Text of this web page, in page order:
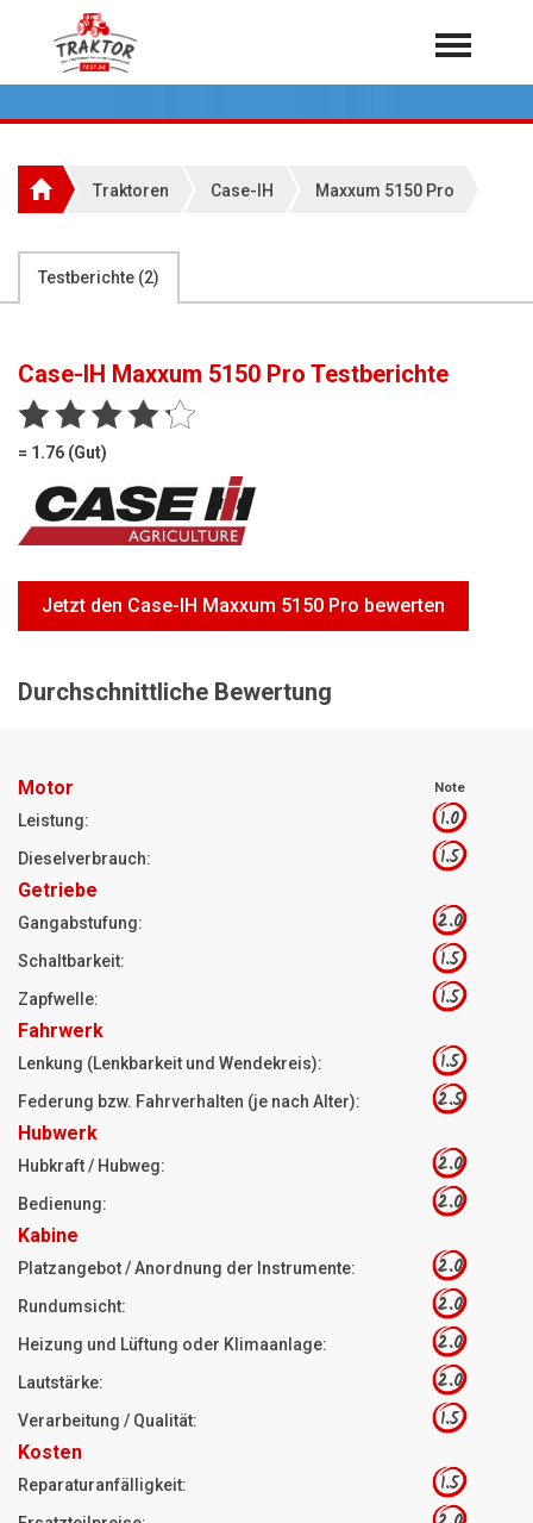
Home
Rundballenpressen
Teleskoplader
Rasentraktoren
Motorsägen
Freischneider
Über 7.000 Testberichte
Traktoren Case-IH Maxxum 5150 Pro
Testberichte (2)
Case-IH Maxxum 5150 Pro Testberichte
= 1.76 (Gut)
Jetzt den Case-IH Maxxum 5150 Pro bewerten
Durchschnittliche Bewertung
Motor Note
Leistung: 1.0
Dieselverbrauch: 1.5
Getriebe
Gangabstufung: 2.0
Schaltbarkeit: 1.5
Zapfwelle: 1.5
Fahrwerk
Lenkung (Lenkbarkeit und Wendekreis): 1.5
Federung bzw. Fahrverhalten (je nach Alter): 2.5
Hubwerk
Hubkraft / Hubweg: 2.0
Bedienung: 2.0
Kabine
Platzangebot / Anordnung der Instrumente: 2.0
Rundumsicht: 2.0
Heizung und Lüftung oder Klimaanlage: 2.0
Lautstärke: 2.0
Verarbeitung / Qualität: 1.5
Kosten
Reparaturanfälligkeit: 1.5